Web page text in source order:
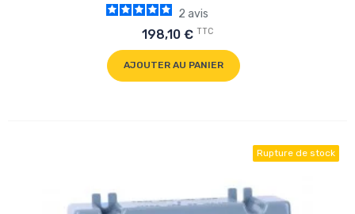
2 avis
198,10 € TTC
AJOUTER AU PANIER
Rupture de stock